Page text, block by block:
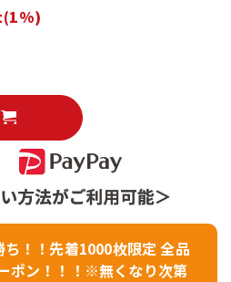
！！先着1000枚限定 全品
ポン！！！※無くなり次第